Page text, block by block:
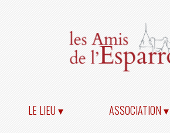
LE LIEU ▾ ASSOCIATION ▾